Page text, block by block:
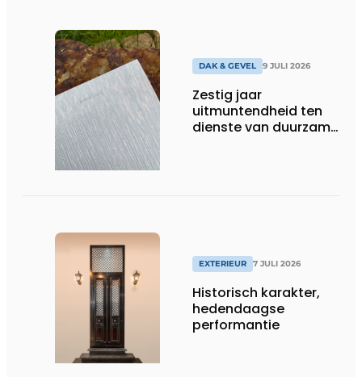
DAK & GEVEL 9 JULI 2026
Zestig jaar
uitmuntendheid ten
dienste van duurzame
EXTERIEUR 7 JULI 2026
Historisch karakter,
hedendaagse
performantie